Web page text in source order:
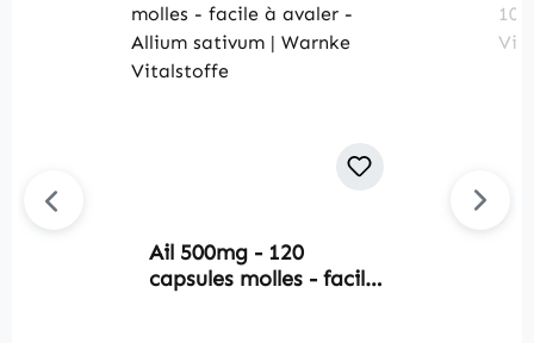
Ail 500mg - 120
capsules molles - facile